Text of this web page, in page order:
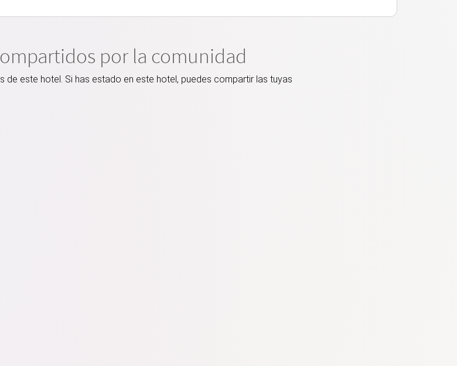
por la comunidad
este hotel. Si has estado en este hotel, puedes compartir las tuyas